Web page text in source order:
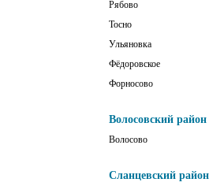
Рябово
Тосно
Ульяновка
Фёдоровское
Форносово
Волосовский район
Волосово
Сланцевский район